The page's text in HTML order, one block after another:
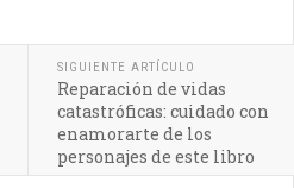
SIGUIENTE ARTÍCULO
Reparación de vidas
catastróficas: cuidado con
enamorarte de los
personajes de este libro